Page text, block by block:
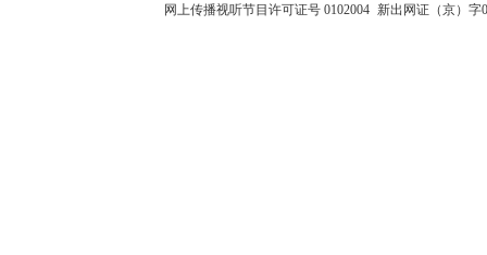
网上传播视听节目许可证号 0102004 新出网证（京）